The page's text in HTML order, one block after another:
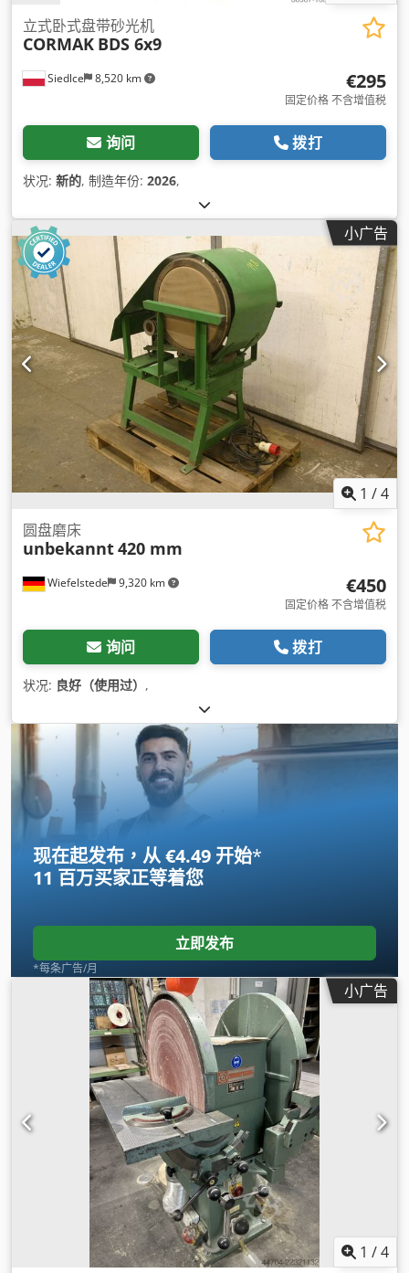
Siedlce 8,520 km
立式卧式盘带砂光机
CORMAK BDS 6x9
€295
固定价格 不含增值税
询问 拨打
状况: 新的, 制造年份: 2026,
小广告
1 /4
Wiefelstede 9,320 km
圆盘磨床
unbekannt420 mm
€450
固定价格 不含增值税
询问 拨打
状况: 良好（使用过） ,
现在起发布，从 €4.49 开始*
11 百万买家正等着您
立即发布
*每条广告/月
小广告
1 /4